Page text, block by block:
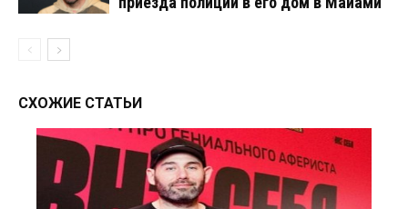
СХОЖИЕ СТАТЬИ